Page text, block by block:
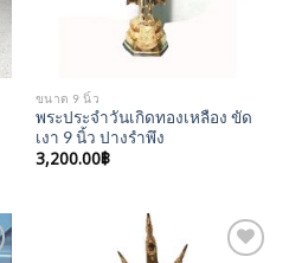
ขนาด 9 นิ้ว
พระประจำวันเกิดทองเหลือง ขัด
เงา 9 นิ้ว ปางรำพึง
3,200.00฿